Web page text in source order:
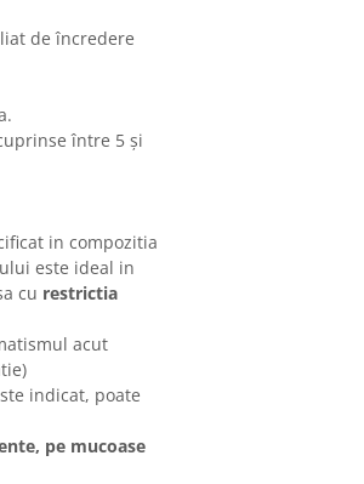
de încredere
între 5 și
in compozitia
este ideal in
cu restrictia
acut
indicat, poate
pe mucoase